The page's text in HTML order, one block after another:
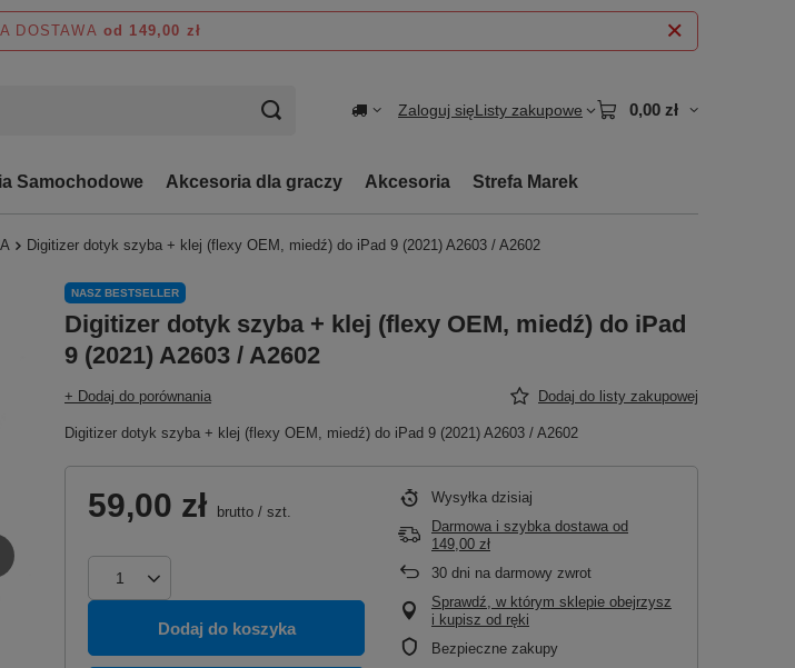
DOSTAWA od 149,00 zł
Zaloguj sięListy zakupowe 0,00 zł
Samochodowe Akcesoria dla graczy Akcesoria Strefa Marek
Digitizer dotyk szyba + klej (flexy OEM, miedź) do iPad 9 (2021) A2603 / A2602
NASZ BESTSELLER
Digitizer dotyk szyba + klej (flexy OEM, miedź) do iPad
9 (2021) A2603 / A2602
+ Dodaj do porównania Dodaj do listy zakupowej
Digitizer dotyk szyba + klej (flexy OEM, miedź) do iPad 9 (2021) A2603 / A2602
59,00 zł brutto / szt.
Dodaj do koszyka
Wysyłka dzisiaj
Darmowa i szybka dostawa od
149,00 zł
30 dni na darmowy zwrot
Sprawdź, w którym sklepie obejrzysz
i kupisz od ręki
Bezpieczne zakupy